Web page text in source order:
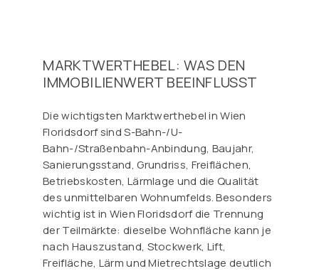
MARKTWERTHEBEL: WAS DEN
IMMOBILIENWERT BEEINFLUSST
Die wichtigsten Marktwerthebel in Wien
Floridsdorf sind S-Bahn-/U-
Bahn-/Straßenbahn-Anbindung, Baujahr,
Sanierungsstand, Grundriss, Freiflächen,
Betriebskosten, Lärmlage und die Qualität
des unmittelbaren Wohnumfelds. Besonders
wichtig ist in Wien Floridsdorf die Trennung
der Teilmärkte: dieselbe Wohnfläche kann je
nach Hauszustand, Stockwerk, Lift,
Freifläche, Lärm und Mietrechtslage deutlich